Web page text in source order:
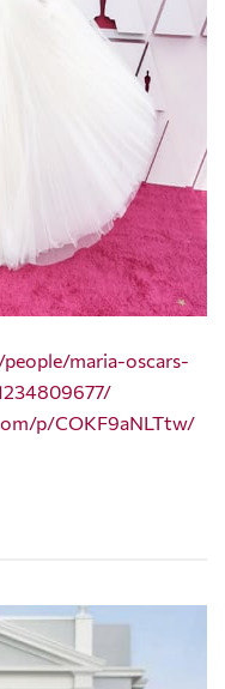
maria-oscars-
p/COKF9aNLTtw/